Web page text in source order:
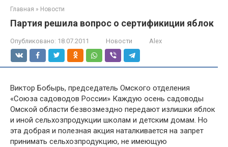
Главная » Новости
Партия решила вопрос о сертификиции яблок
Опубликовано: 18.07.2011 Новости Alex
Виктор Бобырь, председатель Омского отделения
«Союза садоводов России» Каждую осень садоводы
Омской области безвозмездно передают излишки яблок
и иной сельхозпродукции школам и детским домам. Но
эта добрая и полезная акция наталкивается на запрет
принимать сельхозпродукцию, не имеющую